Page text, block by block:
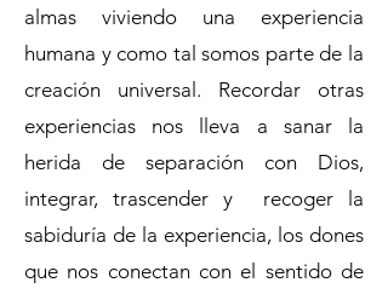
almas viviendo una experiencia
humana y como tal somos parte de la
creación universal. Recordar otras
experiencias nos lleva a sanar la
herida de separación con Dios,
integrar, trascender y recoger la
sabiduría de la experiencia, los dones
que nos conectan con el sentido de